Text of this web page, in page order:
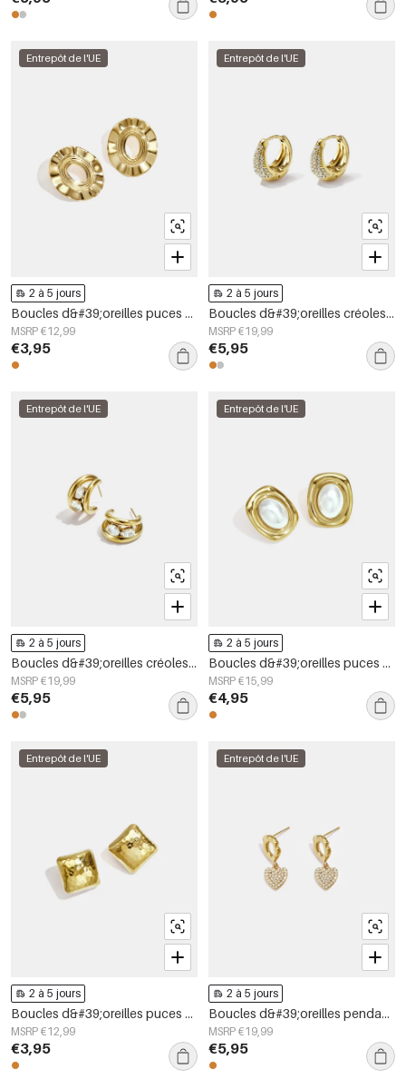
Entrepôt de l'UE
2 à 5 jours
Boucles d&#39;oreilles puces en acier inoxydable, forme irrégulière, collection Simple Daily Simple, bijoux pour femmes
MSRP €12,99
€3,95
Entrepôt de l'UE
2 à 5 jours
Boucles d&#39;oreilles créoles en acier inoxydable, forme irrégulière, collection Simple Daily Simple, bijoux pour femmes
MSRP €19,99
€5,95
Entrepôt de l'UE
2 à 5 jours
Boucles d&#39;oreilles créoles en acier inoxydable, forme géométrique, collection simple pour le quotidien, bijoux pour femmes
MSRP €19,99
€5,95
Entrepôt de l'UE
2 à 5 jours
Boucles d&#39;oreilles puces en acier inoxydable, forme géométrique, collection simple pour le quotidien, bijoux pour femmes
MSRP €15,99
€4,95
Entrepôt de l'UE
2 à 5 jours
Boucles d&#39;oreilles puces en acier inoxydable, forme géométrique, collection simple pour le quotidien, bijoux pour femmes
MSRP €12,99
€3,95
Entrepôt de l'UE
2 à 5 jours
Boucles d&#39;oreilles pendantes en acier inoxydable en forme de cœur, collection Daily Simple, bijoux pour femmes
MSRP €19,99
€5,95